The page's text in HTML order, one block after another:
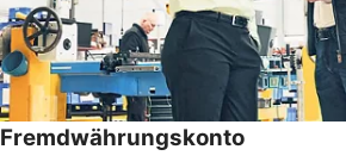
Fremdwährungskonto